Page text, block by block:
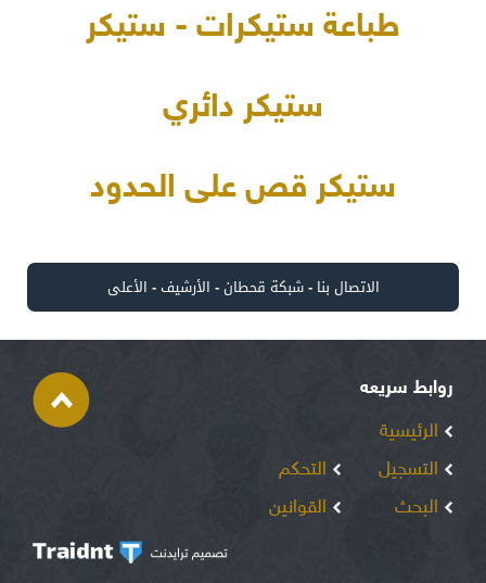
طباعة ستيكرات - ستيكر
ستيكر دائري
ستيكر قص على الحدود
الاتصال بنا -شبكة قحطان- الأرشيف- الأعلى
روابط سريعه
الرئيسية
التسجيل
البحث
التحكم
القوانين